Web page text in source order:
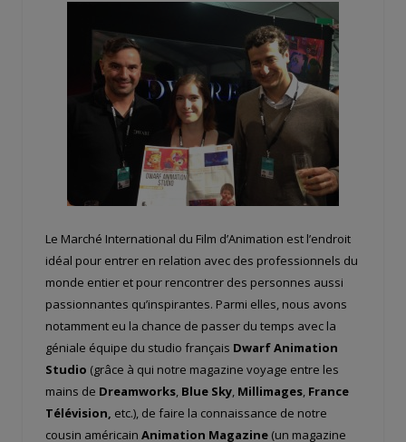
Le Marché International du Film d’Animation est l’endroit
idéal pour entrer en relation avec des professionnels du
monde entier et pour rencontrer des personnes aussi
passionnantes qu’inspirantes. Parmi elles, nous avons
notamment eu la chance de passer du temps avec la
géniale équipe du studio français Dwarf Animation
Studio (grâce à qui notre magazine voyage entre les
mains de Dreamworks, Blue Sky, Millimages, France
Télévision, etc.), de faire la connaissance de notre
cousin américain Animation Magazine (un magazine